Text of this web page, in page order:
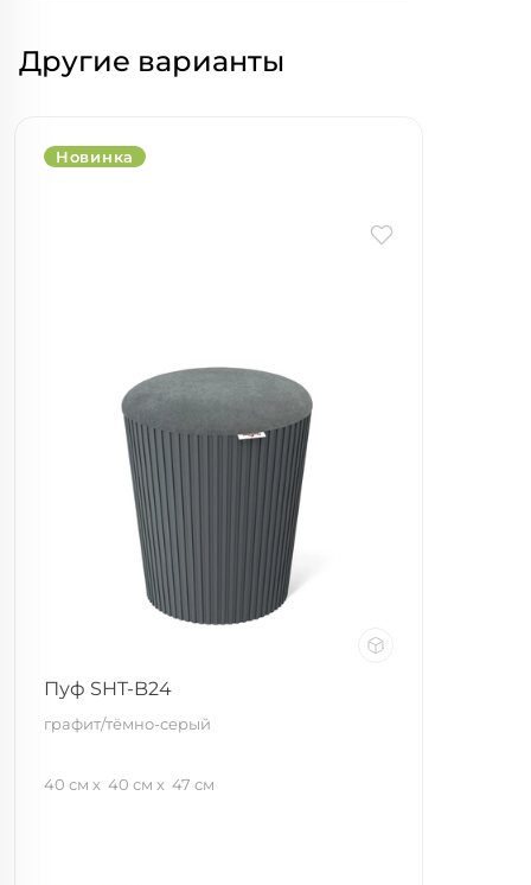
Другие варианты
Новинка
Пуф SHT-B24
графит/тёмно-серый
40 см 40 см 47 см